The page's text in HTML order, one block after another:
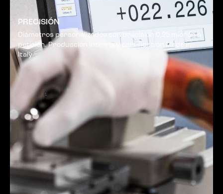
PRECISIÓN
Diámetros personalizados con precisión 0,25 micrón a
petición. Producción interna y certificación Made in
Italy